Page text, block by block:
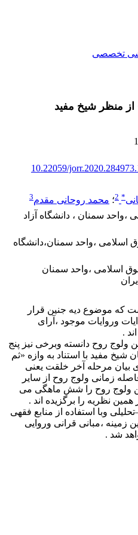
تخصصی
منظر شیخ مفید
10.22059/
*
2؛ محمد روحانی مقدم3
سمنان ، دانشگاه آزاد
اسلامی ،واحد سمنان،دانشگاه
اسلامی ،واحد سمنان
که موضوع دیه جنین قرار
وروایات موجود ،آرای
.
روح دانسته وبرخی نیز پنج
شیخ مفید با استناد به وازه «ثم
برای بیان مرحله آخر خلقت یعنی
زمانی ولوج روح از سایر
ولوج روح را شش ماهگی می
همین نظریه را برگزیده اند .
وبا استفاده از منابع فقهی
زمینه ،مبانی قرانی وروایی
شد .